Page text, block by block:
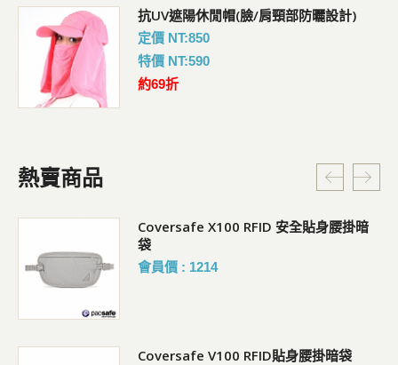
抗UV遮陽休閒帽(臉/肩頸部防曬設計)
定價 NT:850
特價 NT:590
約69折
熱賣商品
Coversafe X100 RFID 安全貼身腰掛暗
袋
會員價 : 1214
Coversafe V100 RFID貼身腰掛暗袋